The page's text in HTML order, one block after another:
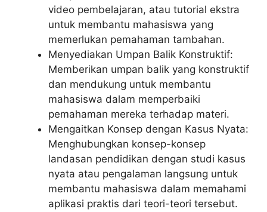
video pembelajaran, atau tutorial ekstra
untuk membantu mahasiswa yang
memerlukan pemahaman tambahan.
Menyediakan Umpan Balik Konstruktif:
Memberikan umpan balik yang konstruktif
dan mendukung untuk membantu
mahasiswa dalam memperbaiki
pemahaman mereka terhadap materi.
Mengaitkan Konsep dengan Kasus Nyata:
Menghubungkan konsep-konsep
landasan pendidikan dengan studi kasus
nyata atau pengalaman langsung untuk
membantu mahasiswa dalam memahami
aplikasi praktis dari teori-teori tersebut.